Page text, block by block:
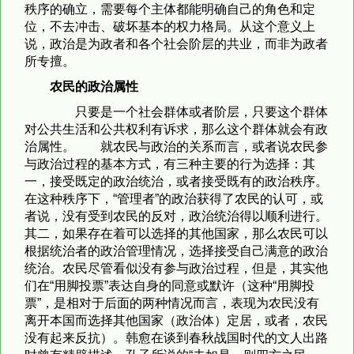
秩序的确立，需要每个主体都能明确自己的角色和定
位，不去冲击、破坏基本的权力格局。从这个意义上
说，政治是为政者和各个社会阶层的共业，而非为政者
所专擅。
农民的政治属性
只要是一个社会群体或者阶层，只要这个群体
对公共生活和公共权利有诉求，那么这个群体就会有政
治属性。 就农民与政治的关系而言，或者说农民参
与政治过程的基本方式，有三种主要的行为选择：其
一，接受既定的政治统治，或者接受既有的政治秩序。
在这种秩序下，“管理者”的政治获得了农民的认可，或
者说，没有受到农民的反对，政治统治得以顺利进行。
其二，如果存在着可以选择的其他国家，那么农民可以
根据统治者的政治管理情况，选择接受自己满意的政治
统治。农民尽管看似没有参与政治过程，但是，其实他
们在“用脚投票”表达自身的同意或默许（这种“用脚投
票”，是相对于后面的两种情况而言，表现为农民没有
离开本国而选择其他国家（政治体）定居，或者，农民
没有起来反抗）。韩愈在谈到春秋战国时代的文人出路